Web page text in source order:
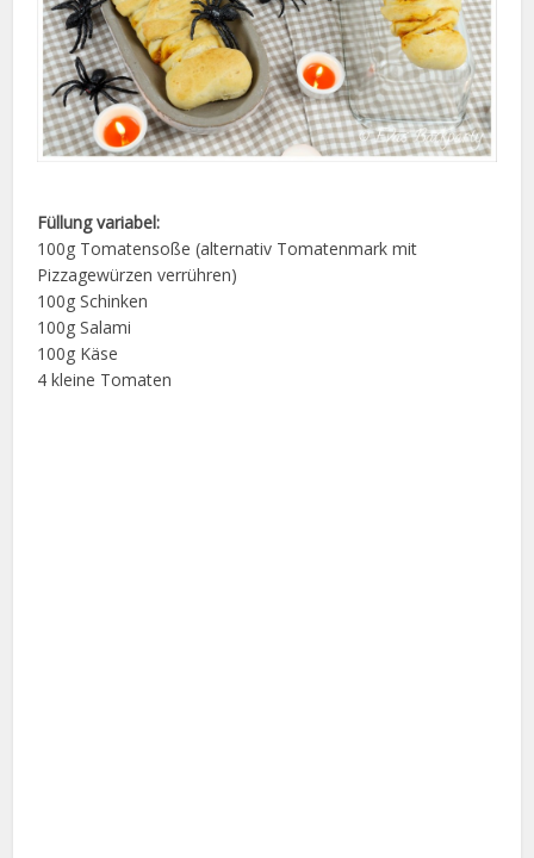
Füllung variabel:
100g Tomatensoße (alternativ Tomatenmark mit
Pizzagewürzen verrühren)
100g Schinken
100g Salami
100g Käse
4 kleine Tomaten